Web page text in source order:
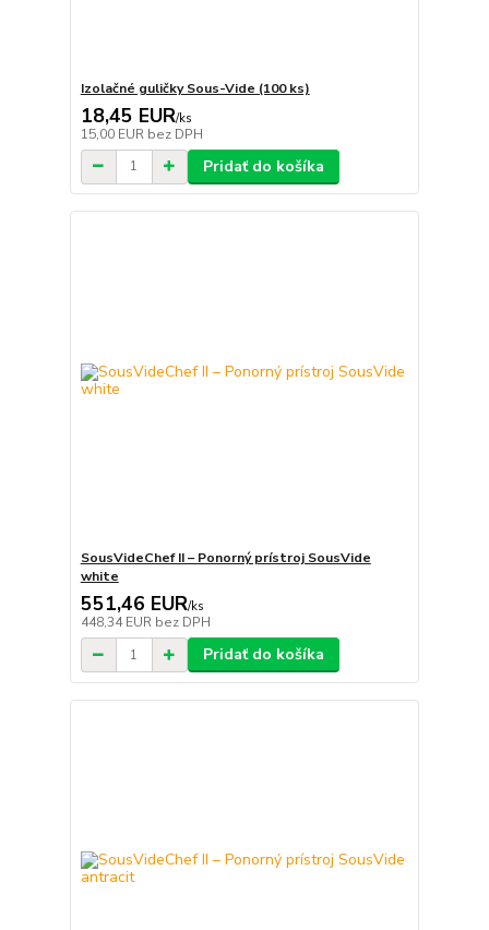
Izolačné guličky Sous-Vide (100 ks)
18,45 EUR/ks
15,00 EUR bez DPH
Pridať do košíka
SousVideChef II – Ponorný prístroj SousVide
white
551,46 EUR/ks
448,34 EUR bez DPH
Pridať do košíka